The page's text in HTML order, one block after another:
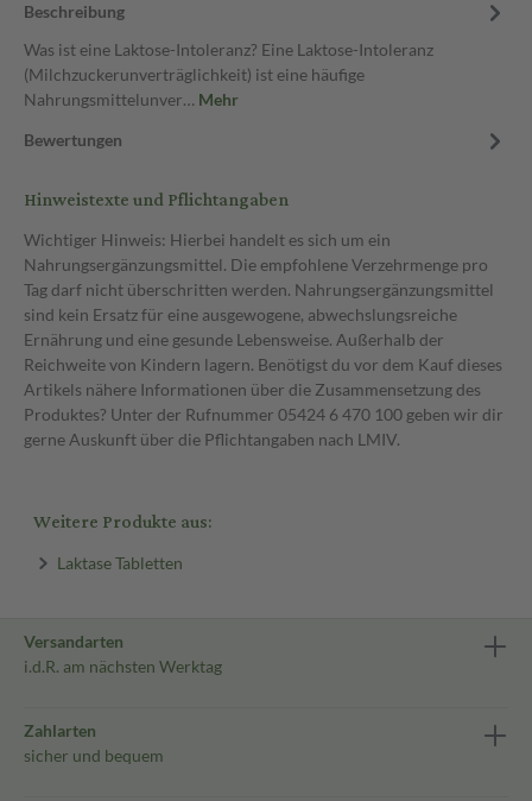
Beschreibung
Was ist eine Laktose-Intoleranz? Eine Laktose-Intoleranz
(Milchzuckerunverträglichkeit) ist eine häufige
Nahrungsmittelunver… Mehr
Bewertungen
Hinweistexte und Pflichtangaben
Wichtiger Hinweis: Hierbei handelt es sich um ein
Nahrungsergänzungsmittel. Die empfohlene Verzehrmenge pro
Tag darf nicht überschritten werden. Nahrungsergänzungsmittel
sind kein Ersatz für eine ausgewogene, abwechslungsreiche
Ernährung und eine gesunde Lebensweise. Außerhalb der
Reichweite von Kindern lagern. Benötigst du vor dem Kauf dieses
Artikels nähere Informationen über die Zusammensetzung des
Produktes? Unter der Rufnummer 05424 6 470 100 geben wir dir
gerne Auskunft über die Pflichtangaben nach LMIV.
Weitere Produkte aus:
Laktase Tabletten
Versandarten
i.d.R. am nächsten Werktag
Zahlarten
sicher und bequem